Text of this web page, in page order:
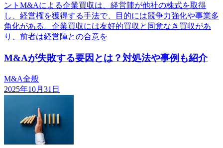
ントM&Aによる企業買収は、経営陣が他社の株式を取得
し、経営権を獲得する手法で、目的には競争力強化や事業多
角化がある。企業買収には友好的買収と同意なき買収があ
り、前者は経営陣との合意を
M&Aが失敗する要因とは？対処法や事例も紹介
M&A全般
2025年10月31日